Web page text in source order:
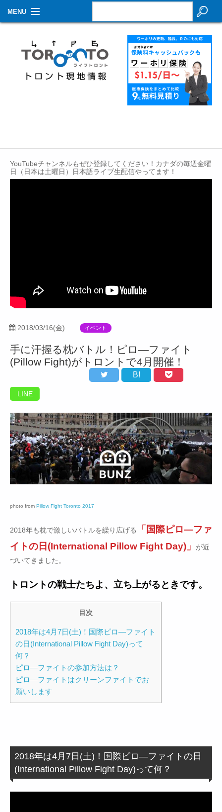
MENU
生活情報
その他
Contact
YouTubeチャンネルもぜひ登録してください！カナダの毎週金曜
日（日本は土曜日）日本語ライブ生配信やってます！
2018/03/16(金) イベント
手に汗握る枕バトル！ピロ―ファイト
(Pillow Fight)がトロントで4月開催！
B!
LINE
photo from Pillow Fight Toronto 2017
2018年も枕で激しいバトルを繰り広げる
「国際ピロ―ファ
イトの日(International Pillow Fight Day)」
が近
づいてきました。
トロントの戦士たちよ、立ち上がるときです。
目次
2018年は4月7日(土)！国際ピロ―ファイト
の日(International Pillow Fight Day)って
何？
ピロ―ファイトの参加方法は？
ピロ―ファイトはクリーンファイトでお
願いします
2018年は4月7日(土)！国際ピロ―ファイトの日
(International Pillow Fight Day)って何？